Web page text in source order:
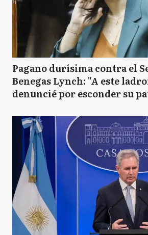
Pagano durísima contra el
Benegas Lynch: "A este
denuncié por esconder su